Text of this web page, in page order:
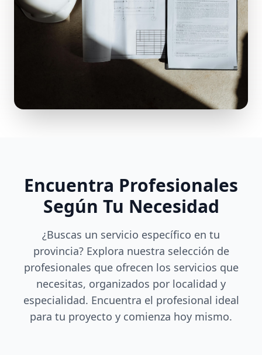
Encuentra Profesionales
Según Tu Necesidad
¿Buscas un servicio específico en tu
provincia? Explora nuestra selección de
profesionales que ofrecen los servicios que
necesitas, organizados por localidad y
especialidad. Encuentra el profesional ideal
para tu proyecto y comienza hoy mismo.